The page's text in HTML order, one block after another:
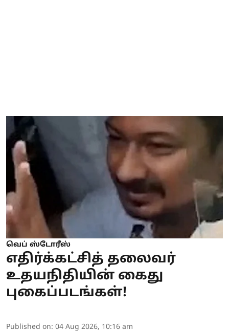
வெப் ஸ்டோரீஸ்
எதிர்க்கட்சித் தலைவர்
உதயநிதியின் கைது
புகைப்படங்கள்!
Published on: 04 Aug 2026, 10:16 am